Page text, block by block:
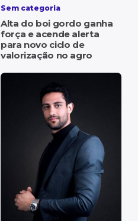
Sem categoria
Alta do boi gordo ganha
força e acende alerta
para novo ciclo de
valorização no agro